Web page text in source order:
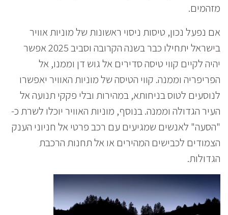
מזהמים.
אם נפעל נכון, טיסות ניסוי ראשונות של מוניות אוויר
בישראל יתחילו כבר בשנה הקרובה וסביב 2025 אפשר
יהיה לקיים קווי טיסה סדירים אל גוש דן וממנו, אל
הפריפריה וממנה. קווי הטיסה של מוניות האוויר יאפשרו
לנוסעים לטוס בניחותא, במהירות ובלי פקקי תנועה אל
העיר הגדולה וממנה. בנוסף, מוניות האוויר יוכלו לשרת כ-
"הסעה" לאנשים שמגיעים עם רכב פרטי אל חניוני הענק
הצמודים לכבישים המהירים או אל תחנות הרכבת
הגדולות.